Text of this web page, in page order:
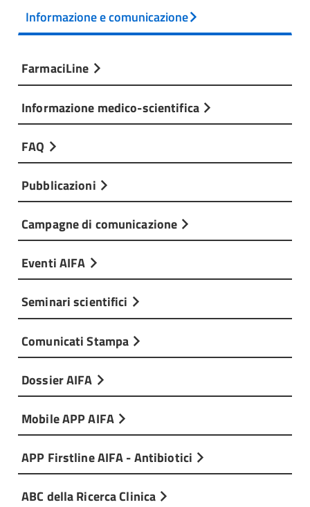
Informazione e comunicazione
FarmaciLine
Informazione medico-scientifica
FAQ
Pubblicazioni
Campagne di comunicazione
Eventi AIFA
Seminari scientifici
Comunicati Stampa
Dossier AIFA
Mobile APP AIFA
APP Firstline AIFA - Antibiotici
ABC della Ricerca Clinica